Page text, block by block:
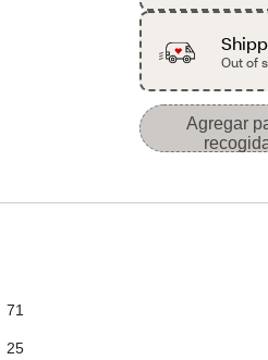
Out of
Agregar
71
25